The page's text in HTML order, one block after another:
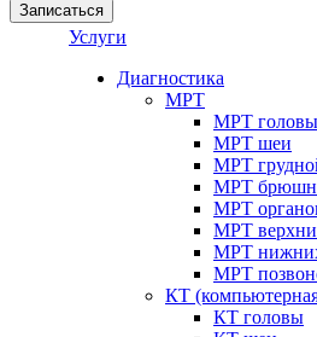
Записаться
Услуги
Диагностика
МРТ
МРТ головы
МРТ шеи
МРТ
МРТ
МРТ
МРТ
МРТ
МРТ
КТ
КТ головы